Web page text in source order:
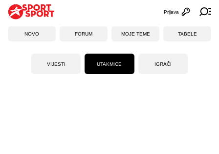
Otvori
Prijava
NOVO FORUM MOJE TEME TABELE
VIJESTI UTAKMICE IGRAČI